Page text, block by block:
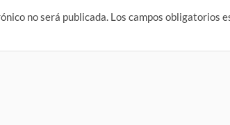
no será publicada. Los campos obligatorios